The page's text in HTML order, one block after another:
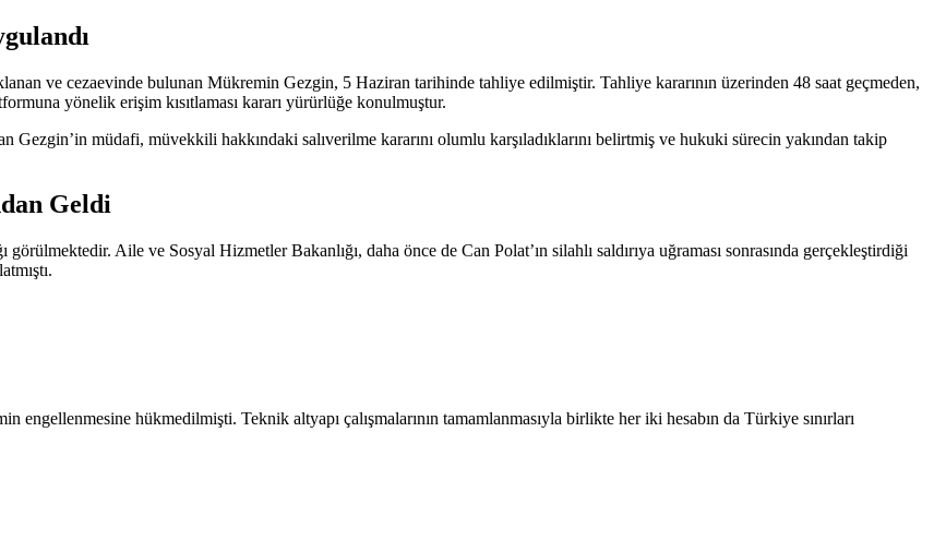
ve cezaevinde bulunan Mükremin Gezgin, 5 Haziran tarihinde tahliye edilmiştir. Tahliye kararının üzerinden 48 saat geçmeden,
yönelik erişim kısıtlaması kararı yürürlüğe konulmuştur.
Gezgin’in müdafi, müvekkili hakkındaki salıverilme kararını olumlu karşıladıklarını belirtmiş ve hukuki sürecin yakından takip
Geldi
görülmektedir. Aile ve Sosyal Hizmetler Bakanlığı, daha önce de Can Polat’ın silahlı saldırıya uğraması sonrasında gerçekleştirdiği
hükmedilmişti. Teknik altyapı çalışmalarının tamamlanmasıyla birlikte her iki hesabın da Türkiye sınırları